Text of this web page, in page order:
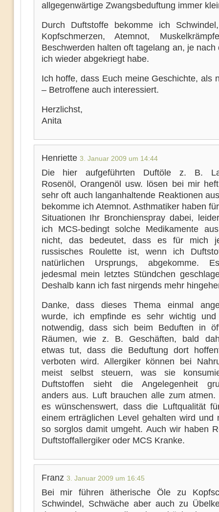
allgegenwärtige Zwangsbeduftung immer
Durch Duftstoffe bekomme ich
Kopfschmerzen, Atemnot,
Beschwerden halten oft tagelang an, je nach
ich wieder abgekriegt habe.
Ich hoffe, dass Euch meine Geschichte, als
– Betroffene auch interessiert.
Herzlichst,
Anita
Henriette 3. Januar 2009 um 14:44
Die hier aufgeführten Duftöle z. B.
Rosenöl, Orangenöl usw. lösen bei mir
sehr oft auch langanhaltende Reaktionen
bekomme ich Atemnot. Asthmatiker haben
Situationen Ihr Bronchienspray dabei,
ich MCS-bedingt solche Medikamente
nicht, das bedeutet, dass es für mich
russisches Roulette ist, wenn ich
natürlichen Ursprungs, abgekomme.
jedesmal mein letztes Stündchen
Deshalb kann ich fast nirgends mehr
Danke, dass dieses Thema einmal
wurde, ich empfinde es sehr wichtig und
notwendig, dass sich beim Beduften in
Räumen, wie z. B. Geschäften, bald
etwas tut, dass die Beduftung dort
verboten wird. Allergiker können bei
meist selbst steuern, was sie
Duftstoffen sieht die Angelegenheit
anders aus. Luft brauchen alle zum atmen.
es wünschenswert, dass die Luftqualität
einem erträglichen Level gehalten wird und
so sorglos damit umgeht. Auch wir haben
Duftstoffallergiker oder MCS Kranke.
Franz 3. Januar 2009 um 16:45
Bei mir führen ätherische Öle zu
Schwindel, Schwäche aber auch zu